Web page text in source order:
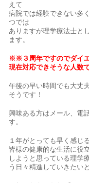
えて
病院では経験できない多
つでは
ありますが理学療法士と
ます。
※※３周年ですのでダイ
現在対応できそうな人数
午後の早い時間でも大丈
そうです！
興味ある方はメール、電
す。
１年がとっても早く感じ
皆様の健康的な生活に役
しようと思っている理学
う日々精進していきたい